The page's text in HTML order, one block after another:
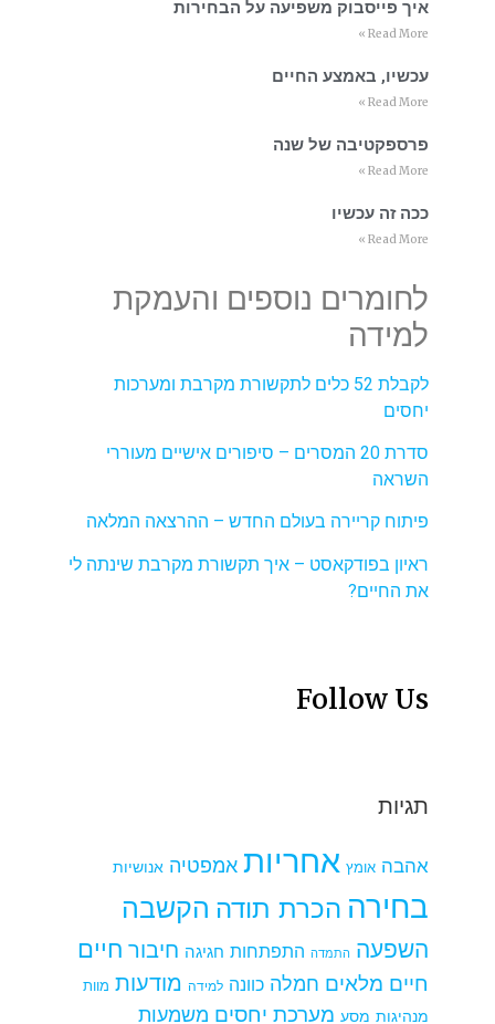
איך פייסבוק משפיעה על הבחירות
Read More »
עכשיו, באמצע החיים
Read More »
פרספקטיבה של שנה
Read More »
ככה זה עכשיו
Read More »
לחומרים נוספים והעמקת
למידה
לקבלת 52 כלים לתקשורת מקרבת ומערכות
יחסים
סדרת 20 המסרים – סיפורים אישיים מעוררי
השראה
פיתוח קריירה בעולם החדש – ההרצאה המלאה
ראיון בפודקאסט – איך תקשורת מקרבת שינתה לי
את החיים?
Follow Us
תגיות
אהבה אומץ אחריות אמפטיה אנושיות
בחירה הכרת תודה הקשבה
השפעה התמדה התפתחות חגיגה חיבור חיים
חיים מלאים חמלה כוונה למידה מודעות מוות
מנהיגות מסע מערכת יחסים משמעות